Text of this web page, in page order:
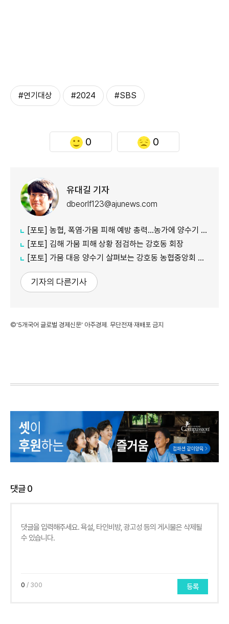
#연기대상 #2024 #SBS
0 0
유대길 기자
dbeorlf123@ajunews.com
[포토] 농협, 폭염·가뭄 피해 예방 총력…농가에 양수기 지원
[포토] 김해 가뭄 피해 상황 점검하는 강호동 회장
[포토] 가뭄 대응 양수기 살펴보는 강호동 농협중앙회 회장
기자의 다른기사
©'5개국어 글로벌 경제신문' 아주경제. 무단전재·재배포 금지
댓글0
0 / 300 등록